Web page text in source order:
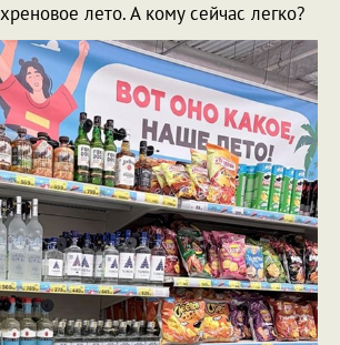
лето. А кому сейчас легко?